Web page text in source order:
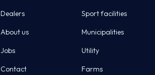
Dealers
About us
Jobs
Contact
Sport facilities
Municipalities
Utility
Farms